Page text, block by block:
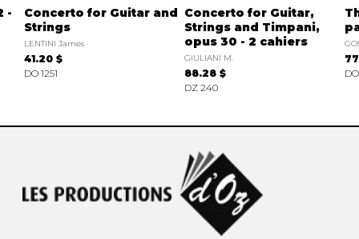
-
Concerto for Guitar and
Strings
LENTINI James
41.20 $
DO 1251
Concerto for Guitar,
Strings and Timpani,
opus 30 - 2 cahiers
GIULIANI M.
88.28 $
DZ 240